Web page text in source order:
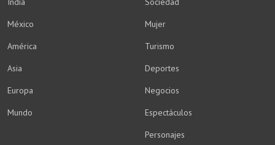
México
América
Asia
Europa
Mundo
Mujer
Turismo
Deportes
Negocios
Espectáculos
Personajes